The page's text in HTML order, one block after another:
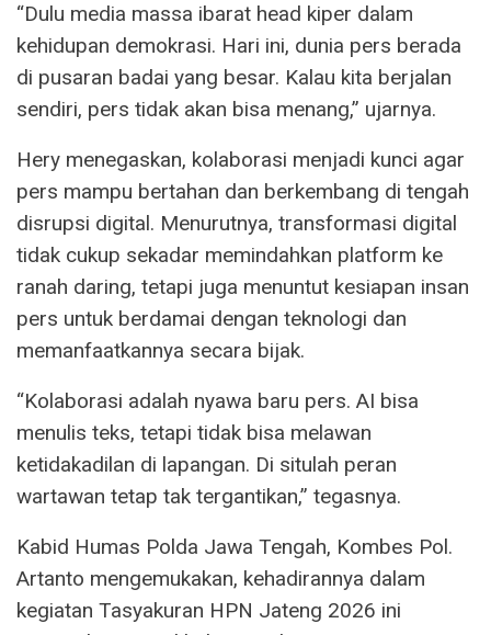
“Dulu media massa ibarat head kiper dalam
kehidupan demokrasi. Hari ini, dunia pers berada
di pusaran badai yang besar. Kalau kita berjalan
sendiri, pers tidak akan bisa menang,” ujarnya.
Hery menegaskan, kolaborasi menjadi kunci agar
pers mampu bertahan dan berkembang di tengah
disrupsi digital. Menurutnya, transformasi digital
tidak cukup sekadar memindahkan platform ke
ranah daring, tetapi juga menuntut kesiapan insan
pers untuk berdamai dengan teknologi dan
memanfaatkannya secara bijak.
“Kolaborasi adalah nyawa baru pers. AI bisa
menulis teks, tetapi tidak bisa melawan
ketidakadilan di lapangan. Di situlah peran
wartawan tetap tak tergantikan,” tegasnya.
Kabid Humas Polda Jawa Tengah, Kombes Pol.
Artanto mengemukakan, kehadirannya dalam
kegiatan Tasyakuran HPN Jateng 2026 ini